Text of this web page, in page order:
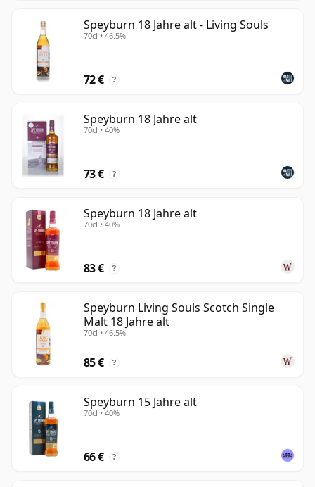
Speyburn 18 Jahre alt - Living Souls
70cl • 46.5%
72 € ?
Speyburn 18 Jahre alt
70cl • 40%
73 € ?
Speyburn 18 Jahre alt
70cl • 40%
83 € ?
Speyburn Living Souls Scotch Single
Malt 18 Jahre alt
70cl • 46.5%
85 € ?
Speyburn 15 Jahre alt
70cl • 40%
66 € ?